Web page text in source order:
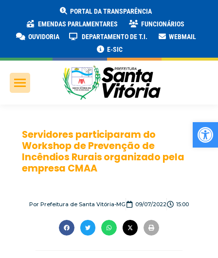
PORTAL DA TRANSPARÊNCIA
EMENDAS PARLAMENTARES
FUNCIONÁRIOS
OUVIDORIA
DEPARTAMENTO DE T.I.
WEBMAIL
E-SIC
Servidores participaram do
Workshop de Prevenção de
Incêndios Rurais organizado pela
empresa CMAA
Por Prefeitura de Santa Vitória-MG 09/07/2022 15:00